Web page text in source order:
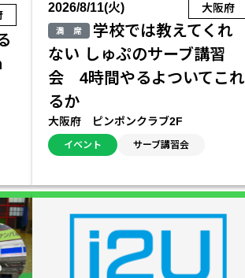
2026/8/11(火) 大阪府
満 席
学校では教えてくれ
ない しゅぷのサーブ講習
会 4時間やるよついてこれ
るか
大阪府 ピンポンクラブ2F
イベント サーブ講習会